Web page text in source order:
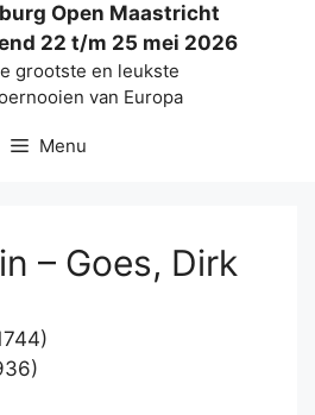
Open Maastricht
22 t/m 25 mei 2026
grootste en leukste
van Europa
Menu
– Goes, Dirk